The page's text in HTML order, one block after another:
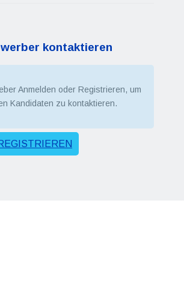
kontaktieren
Anmelden oder Registrieren, um
Kandidaten zu kontaktieren.